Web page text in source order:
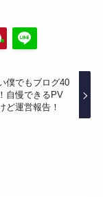
僕でもブログ40
自慢できるPV
ど運営報告！